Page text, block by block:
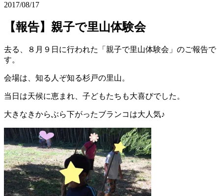
2017/08/17
【報告】親子で里山体験会
去る、８月９日に行われた「親子で里山体験会」のご報告で
す。
会場は、知る人ぞ知る杉戸の里山。
当日は天候に恵まれ、子どもたちも大喜びでした。
大きなきからぶら下がったブランコは大人気♪